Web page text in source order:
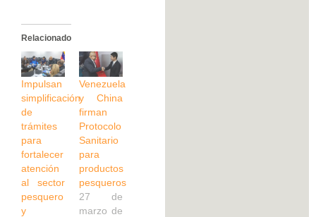
Relacionado
Impulsan
simplificación
de
trámites
para
fortalecer
atención
al sector
pesquero
y
Venezuela
y China
firman
Protocolo
Sanitario
para
productos
pesqueros
27 de
marzo de